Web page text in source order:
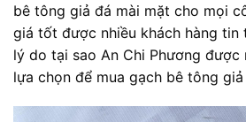
bê tông giả đá mài mặt cho mọi
giá tốt được nhiều khách hàng tin
lý do tại sao An Chi Phương được
lựa chọn để mua gạch bê tông